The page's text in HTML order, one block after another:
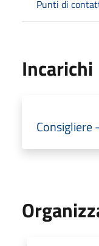
Punti di
Incarichi
Consigliere